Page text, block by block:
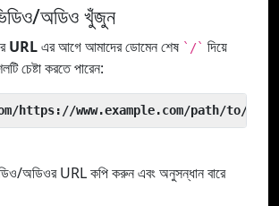
অডিও খুঁজুন
URLএর আগে আমাদের ডোমেন শেষ `/` দিয়ে
চেষ্টা করতে পারেন:
https://www.example.com/path/to/
অডিওর URL কপি করুন এবং অনুসন্ধান বারে